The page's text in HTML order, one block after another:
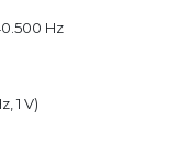
Hz
1 V)